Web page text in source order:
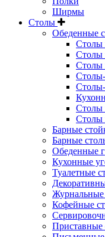
Ширмы
Столы
Обеденные
Столы
Столы
Столы
Столы
Барные
Барные
Обеденные
Кухонные
Туалетные
Журнальные
Кофейные
Приставные